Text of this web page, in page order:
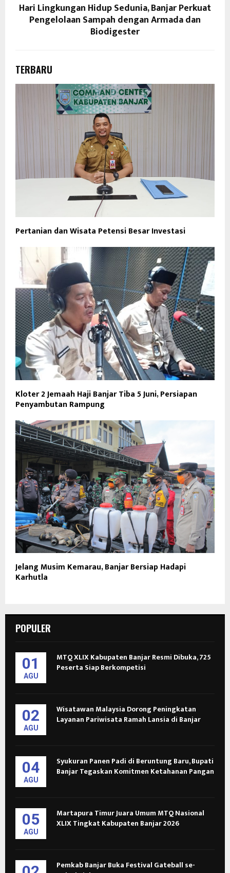
Hari Lingkungan Hidup Sedunia, Banjar Perkuat
Pengelolaan Sampah dengan Armada dan
Biodigester
TERBARU
Pertanian dan Wisata Petensi Besar Investasi
Kloter 2 Jemaah Haji Banjar Tiba 5 Juni, Persiapan
Penyambutan Rampung
Jelang Musim Kemarau, Banjar Bersiap Hadapi
Karhutla
POPULER
01
AGU
MTQ XLIX Kabupaten Banjar Resmi Dibuka, 725
Peserta Siap Berkompetisi
02
AGU
Wisatawan Malaysia Dorong Peningkatan
Layanan Pariwisata Ramah Lansia di Banjar
04
AGU
Syukuran Panen Padi di Beruntung Baru, Bupati
Banjar Tegaskan Komitmen Ketahanan Pangan
05
AGU
Martapura Timur Juara Umum MTQ Nasional
XLIX Tingkat Kabupaten Banjar 2026
Pemkab Banjar Buka Festival Gateball se-